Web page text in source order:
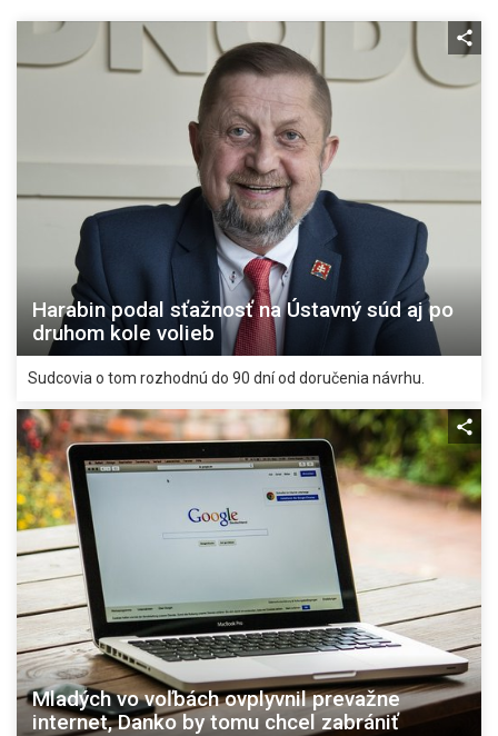
Harabin podal sťažnosť na Ústavný súd aj po
druhom kole volieb
Sudcovia o tom rozhodnú do 90 dní od doručenia návrhu.
Mladých vo voľbách ovplyvnil prevažne
internet, Danko by tomu chcel zabrániť